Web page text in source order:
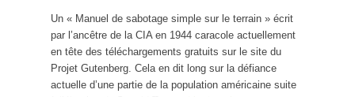
terrain
Un « Manuel de sabotage simple sur le terrain » écrit
par l’ancêtre de la CIA en 1944 caracole actuellement
en tête des téléchargements gratuits sur le site du
Projet Gutenberg. Cela en dit long sur la défiance
actuelle d’une partie de la population américaine suite